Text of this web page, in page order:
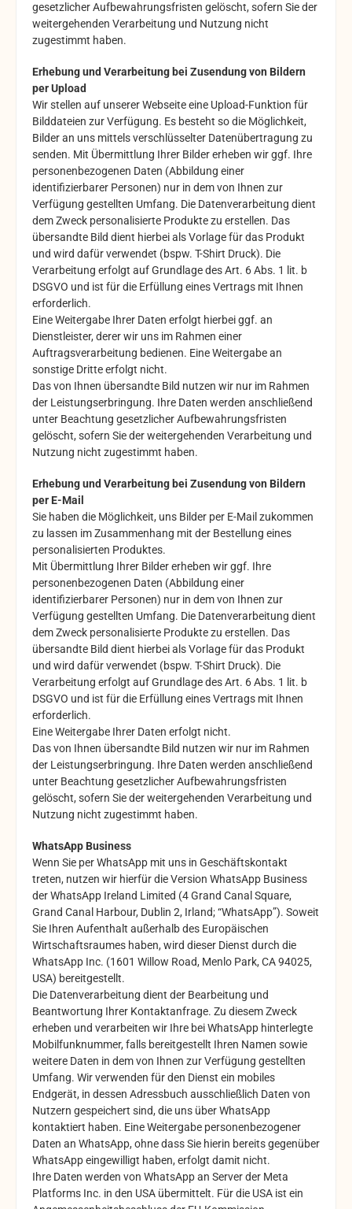
gesetzlicher Aufbewahrungsfristen gelöscht, sofern Sie der
weitergehenden Verarbeitung und Nutzung nicht
zugestimmt haben.
Erhebung und Verarbeitung bei Zusendung von Bildern
per Upload
Wir stellen auf unserer Webseite eine Upload-Funktion für
Bilddateien zur Verfügung. Es besteht so die Möglichkeit,
Bilder an uns mittels verschlüsselter Datenübertragung zu
senden. Mit Übermittlung Ihrer Bilder erheben wir ggf. Ihre
personenbezogenen Daten (Abbildung einer
identifizierbarer Personen) nur in dem von Ihnen zur
Verfügung gestellten Umfang. Die Datenverarbeitung dient
dem Zweck personalisierte Produkte zu erstellen. Das
übersandte Bild dient hierbei als Vorlage für das Produkt
und wird dafür verwendet (bspw. T-Shirt Druck). Die
Verarbeitung erfolgt auf Grundlage des Art. 6 Abs. 1 lit. b
DSGVO und ist für die Erfüllung eines Vertrags mit Ihnen
erforderlich.
Eine Weitergabe Ihrer Daten erfolgt hierbeiggf. an
Dienstleister, derer wir uns im Rahmen einer
Auftragsverarbeitung bedienen. Eine Weitergabe an
sonstige Dritte erfolgt nicht.
Das von Ihnen übersandte Bild nutzen wir nur im Rahmen
der Leistungserbringung. Ihre Daten werden anschließend
unter Beachtung gesetzlicher Aufbewahrungsfristen
gelöscht, sofern Sie der weitergehenden Verarbeitung und
Nutzung nicht zugestimmt haben.
Erhebung und Verarbeitung bei Zusendung von Bildern
per E-Mail
Sie haben die Möglichkeit, uns Bilder per E-Mail zukommen
zu lassen im Zusammenhang mit der Bestellung eines
personalisierten Produktes.
Mit Übermittlung Ihrer Bilder erheben wir ggf. Ihre
personenbezogenen Daten (Abbildung einer
identifizierbarer Personen) nur in dem von Ihnen zur
Verfügung gestellten Umfang. Die Datenverarbeitung dient
dem Zweck personalisierte Produkte zu erstellen. Das
übersandte Bild dient hierbei als Vorlage für das Produkt
und wird dafür verwendet (bspw. T-Shirt Druck). Die
Verarbeitung erfolgt auf Grundlage des Art. 6 Abs. 1 lit. b
DSGVO und ist für die Erfüllung eines Vertrags mit Ihnen
erforderlich.
Eine Weitergabe Ihrer Daten erfolgt nicht.
Das von Ihnen übersandte Bild nutzen wir nur im Rahmen
der Leistungserbringung. Ihre Daten werden anschließend
unter Beachtung gesetzlicher Aufbewahrungsfristen
gelöscht, sofern Sie der weitergehenden Verarbeitung und
Nutzung nicht zugestimmt haben.
WhatsApp Business
Wenn Sie per WhatsApp mit uns in Geschäftskontakt
treten, nutzen wir hierfür die Version WhatsApp Business
der WhatsApp Ireland Limited (4 Grand Canal Square,
Grand Canal Harbour, Dublin 2, Irland; “WhatsApp”). Soweit
Sie Ihren Aufenthalt außerhalb des Europäischen
Wirtschaftsraumes haben, wird dieser Dienst durch die
WhatsApp Inc. (1601 Willow Road, Menlo Park, CA 94025,
USA) bereitgestellt.
Die Datenverarbeitung dient der Bearbeitung und
Beantwortung Ihrer Kontaktanfrage. Zu diesem Zweck
erheben und verarbeiten wir Ihre bei WhatsApp hinterlegte
Mobilfunknummer, falls bereitgestellt Ihren Namen sowie
weitere Daten in dem von Ihnen zur Verfügung gestellten
Umfang. Wir verwenden für den Dienst ein mobiles
Endgerät, in dessen Adressbuch ausschließlich Daten von
Nutzern gespeichert sind, die uns über WhatsApp
kontaktiert haben. Eine Weitergabe personenbezogener
Daten an WhatsApp, ohne dass Sie hierin bereits gegenüber
WhatsApp eingewilligt haben, erfolgt damit nicht.
Ihre Daten werden von WhatsApp an Server der Meta
Platforms Inc. in den USA übermittelt. Für die USA ist ein